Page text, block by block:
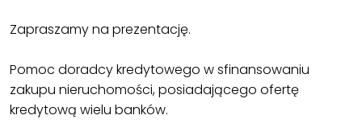
Zapraszamy na prezentację.
Pomoc doradcy kredytowego w sfinansowaniu
zakupu nieruchomości, posiadającego ofertę
kredytową wielu banków.